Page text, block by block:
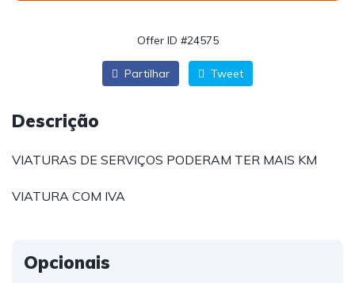
Offer ID #24575
Partilhar Tweet
Descrição
VIATURAS DE SERVIÇOS PODERAM TER MAIS KM
VIATURA COM IVA
Opcionais